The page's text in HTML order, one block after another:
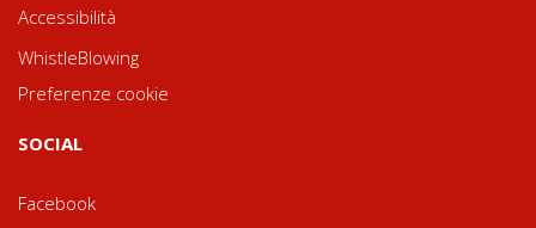
Accessibilità
WhistleBlowing
Preferenze cookie
SOCIAL
Facebook